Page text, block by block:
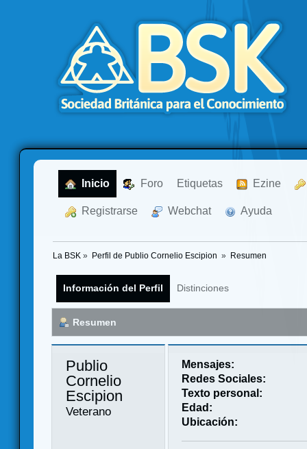
Inicio Foro Etiquetas Ezine
Registrarse Webchat Ayuda
La BSK » Perfil de Publio Cornelio Escipion » Resumen
Información del Perfil Distinciones
Resumen
Publio
Cornelio
Escipion
Veterano
Mensajes:
Redes Sociales:
Texto personal:
Edad:
Ubicación: